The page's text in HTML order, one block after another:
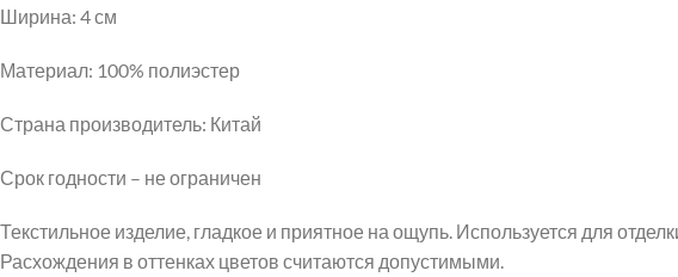
Ширина: 4 см
Материал: 100% полиэстер
Страна производитель: Китай
Срок годности – не ограничен
Текстильное изделие, гладкое и приятное на ощупь. Используется для
Расхождения в оттенках цветов считаются допустимыми.